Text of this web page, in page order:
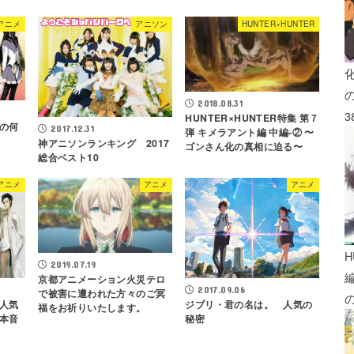
ニメ
何
アニソン
2017.12.31
神アニソンランキング 2017
総合ベスト10
HUNTER×HUNTER
2018.08.31
HUNTER×HUNTER特集 第７
弾 キメラアント編 中編-② 〜
ゴンさん化の真相に迫る〜
ニメ
気
音
アニメ
2019.07.19
京都アニメーション火災テロ
で被害に遭われた方々のご冥
福をお祈りいたします。
アニメ
2017.09.06
ジブリ・君の名は。 人気の
秘密